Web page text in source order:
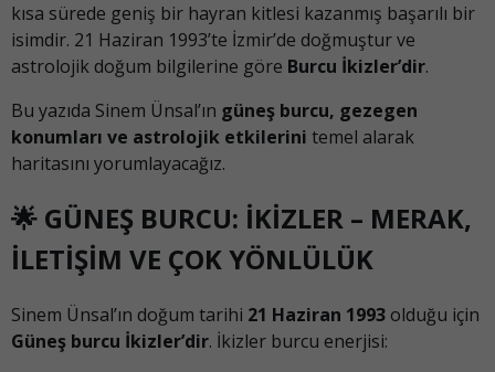
kısa sürede geniş bir hayran kitlesi kazanmış başarılı bir
isimdir. 21 Haziran 1993’te İzmir’de doğmuştur ve
astrolojik doğum bilgilerine göre Burcu İkizler’dir.
Bu yazıda Sinem Ünsal’ın güneş burcu, gezegen
konumları ve astrolojik etkilerini temel alarak
haritasını yorumlayacağız.
🌟 GÜNEŞ BURCU: İKİZLER – MERAK,
İLETİŞİM VE ÇOK YÖNLÜLÜK
Sinem Ünsal’ın doğum tarihi 21 Haziran 1993 olduğu için
Güneş burcu İkizler’dir. İkizler burcu enerjisi: